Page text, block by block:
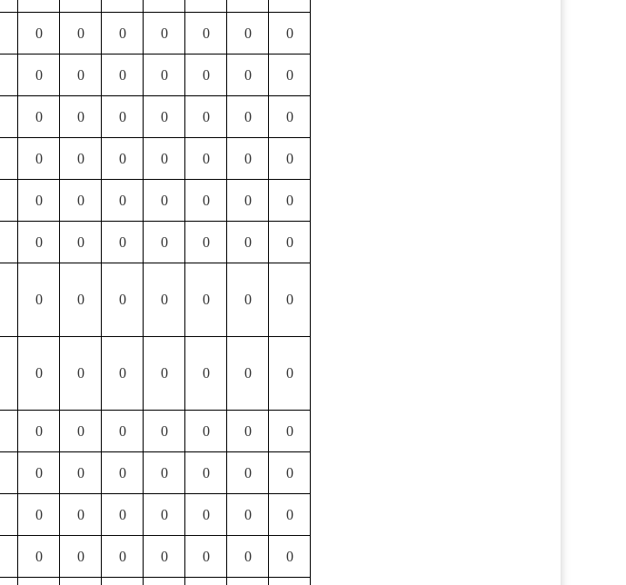
0 0 0 0 0 0 0
0 0 0 0 0 0 0
0 0 0 0 0 0 0
0 0 0 0 0 0 0
0 0 0 0 0 0 0
0 0 0 0 0 0 0
0 0 0 0 0 0 0
0 0 0 0 0 0 0
0 0 0 0 0 0 0
0 0 0 0 0 0 0
0 0 0 0 0 0 0
0 0 0 0 0 0 0